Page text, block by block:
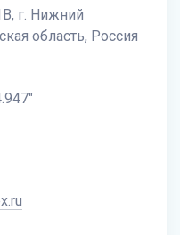
г. Нижний
область, Россия